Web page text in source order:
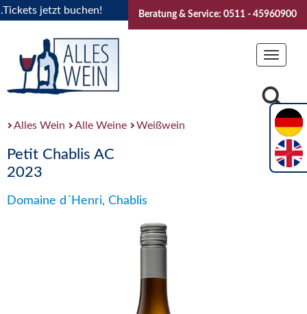
jetzt buchen! "Das Sommerfest 2026" Vive la
Beratung & Service: 0511 - 45960900
Toggle
Alles Wein Alle Weine Weißwein
Petit Chablis AC
2023
Domaine d´Henri, Chablis